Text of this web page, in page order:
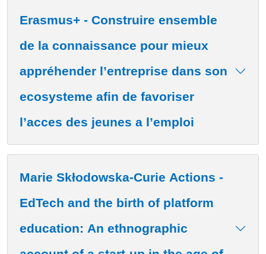
Erasmus+ - Construire ensemble
de la connaissance pour mieux
appréhender l’entreprise dans son
ecosysteme afin de favoriser
l’acces des jeunes a l’emploi
Marie Skłodowska-Curie Actions -
EdTech and the birth of platform
education: An ethnographic